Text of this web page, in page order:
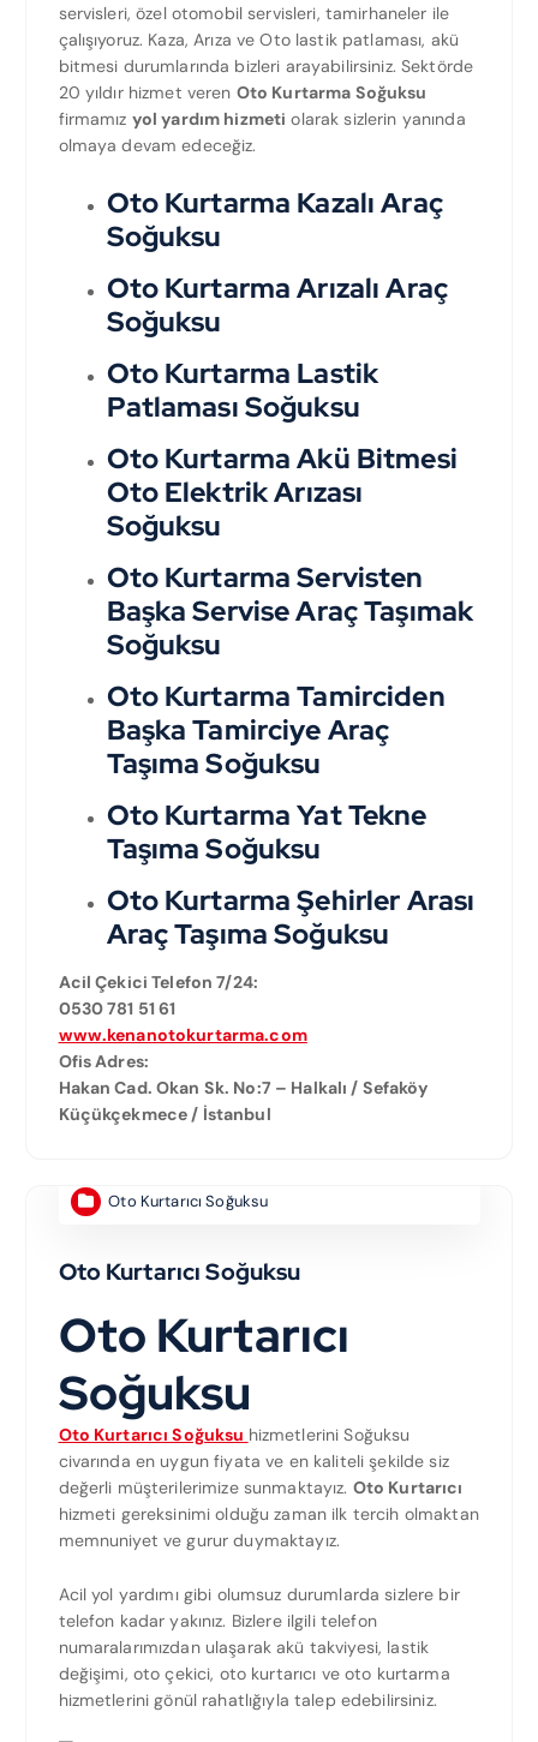
servisleri, özel otomobil servisleri, tamirhaneler ile
çalışıyoruz. Kaza, Arıza ve Oto lastik patlaması, akü
bitmesi durumlarında bizleri arayabilirsiniz. Sektörde
20 yıldır hizmet veren Oto Kurtarma Soğuksu
firmamız yol yardım hizmeti olarak sizlerin yanında
olmaya devam edeceğiz.
Oto Kurtarma Kazalı Araç
Soğuksu
Oto Kurtarma Arızalı Araç
Soğuksu
Oto Kurtarma Lastik
Patlaması Soğuksu
Oto Kurtarma Akü Bitmesi
Oto Elektrik Arızası
Soğuksu
Oto Kurtarma Servisten
Başka Servise Araç Taşımak
Soğuksu
Oto Kurtarma Tamirciden
Başka Tamirciye Araç
Taşıma Soğuksu
Oto Kurtarma Yat Tekne
Taşıma Soğuksu
Oto Kurtarma Şehirler Arası
Araç Taşıma Soğuksu
Acil Çekici Telefon 7/24:
0530 781 51 61
www.kenanotokurtarma.com
Ofis Adres:
Hakan Cad. Okan Sk. No:7 – Halkalı / Sefaköy
Küçükçekmece / İstanbul
Oto Kurtarıcı Soğuksu
Oto Kurtarıcı Soğuksu
Oto Kurtarıcı
Soğuksu
Oto Kurtarıcı Soğuksu hizmetlerini Soğuksu
civarında en uygun fiyata ve en kaliteli şekilde siz
değerli müşterilerimize sunmaktayız. Oto Kurtarıcı
hizmeti gereksinimi olduğu zaman ilk tercih olmaktan
memnuniyet ve gurur duymaktayız.
Acil yol yardımı gibi olumsuz durumlarda sizlere bir
telefon kadar yakınız. Bizlere ilgili telefon
numaralarımızdan ulaşarak akü takviyesi, lastik
değişimi, oto çekici, oto kurtarıcı ve oto kurtarma
hizmetlerini gönül rahatlığıyla talep edebilirsiniz.